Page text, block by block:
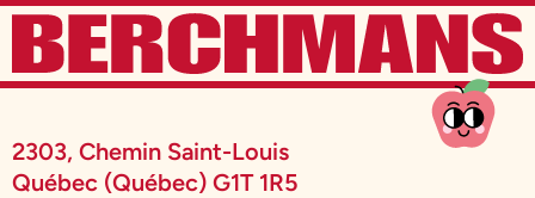
2303, Chemin Saint-Louis
Québec (Québec) G1T 1R5